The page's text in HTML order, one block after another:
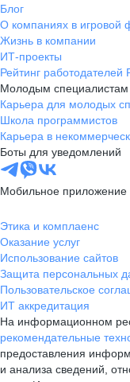
Блог
О компаниях в игровой
Жизнь в компании
ИТ-проекты
Рейтинг работодателей
Молодым специалистам
Карьера для молодых
Школа программистов
Карьера в
Боты для уведомлений
Мобильное приложение
Этика и комплаенс
Оказание услуг
Использование сайтов
Защита персональных
Пользовательское
ИТ аккредитация
На информационном
рекомендательные
предоставления
и анализа сведений,